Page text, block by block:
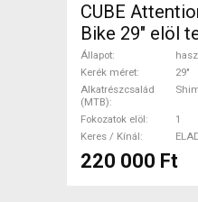
CUBE
Bike 29" elöl
Shimano
ELADÓ
Állapot
Kerék méret
29"
Alkatrészcsalád
(MTB)
Fokozatok elöl
1
Keres / Kínál
220 000 Ft